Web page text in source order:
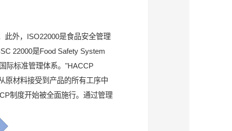
此外，ISO22000是食品安全管理
22000是Food Safety System
际标准管理体系。"HACCP
原材料接受到产品的所有工序中
制度开始被全面施行。通过管理